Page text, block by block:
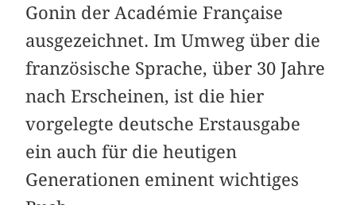
Gonin der Académie Française
ausgezeichnet. Im Umweg über die
französische Sprache, über 30 Jahre
nach Erscheinen, ist die hier
vorgelegte deutsche Erstausgabe
ein auch für die heutigen
Generationen eminent wichtiges